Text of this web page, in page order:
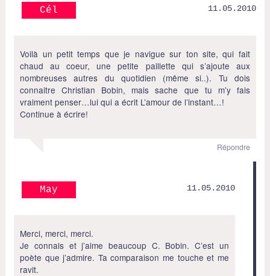
Cél 11.05.2010
Voilà un petit temps que je navigue sur ton site, qui fait
chaud au coeur, une petite paillette qui s’ajoute aux
nombreuses autres du quotidien (même si..). Tu dois
connaitre Christian Bobin, mais sache que tu m’y fais
vraiment penser…lui qui a écrit L’amour de l’instant…!
Continue à écrire!
Répondre
May 11.05.2010
Merci, merci, merci.
Je connais et j’aime beaucoup C. Bobin. C’est un
poète que j’admire. Ta comparaison me touche et me
ravit.